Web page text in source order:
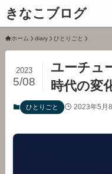
きなこブログ
ホーム diary ひとりごと
ユーチュ
時代の変
2023
5/08
ひとりごと 2023年5月